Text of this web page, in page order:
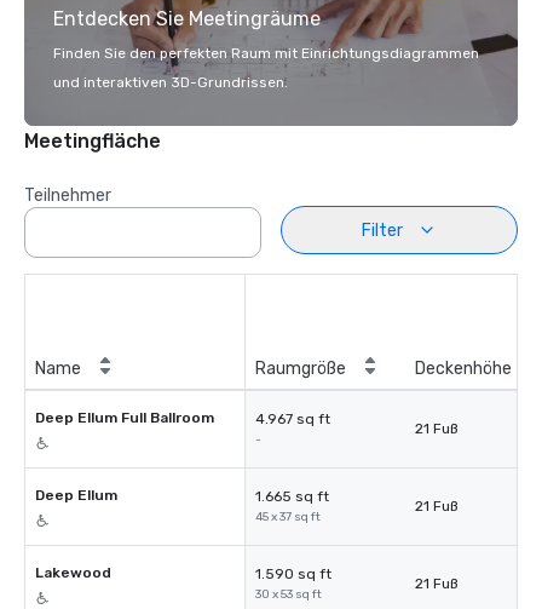
Entdecken Sie Meetingräume
Finden Sie den perfekten Raum mit Einrichtungsdiagrammen
und interaktiven 3D-Grundrissen.
Meetingfläche
Teilnehmer
Filter
Name Raumgröße Deckenhöhe
Deep Ellum Full Ballroom 4.967 sq ft
-
21 Fuß
Deep Ellum 1.665 sq ft
45 x 37 sq ft
21 Fuß
Lakewood 1.590 sq ft
30 x 53 sq ft
21 Fuß